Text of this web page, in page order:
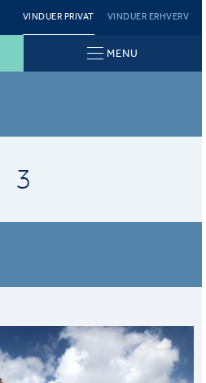
VINDUER PRIVAT VINDUER ERHVERV
MENU
3